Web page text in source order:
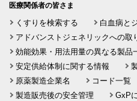
医療関係者の皆さま
くすりを検索する
白血病と
アドバンストジェネリックへの取
効能効果・用法用量の異なる製品
安定供給体制に関する情報
原薬製造企業名
コード一覧
製造販売後の安全管理
GxP